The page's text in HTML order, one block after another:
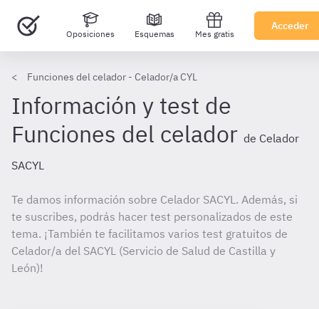
Oposiciones Esquemas Mes gratis
Acceder
Funciones del celador - Celador/a CYL
Información y test de
Funciones del celador de Celador
SACYL
Te damos información sobre Celador SACYL. Además, si
te suscribes, podrás hacer test personalizados de este
tema. ¡También te facilitamos varios test gratuitos de
Celador/a del SACYL (Servicio de Salud de Castilla y
León)!